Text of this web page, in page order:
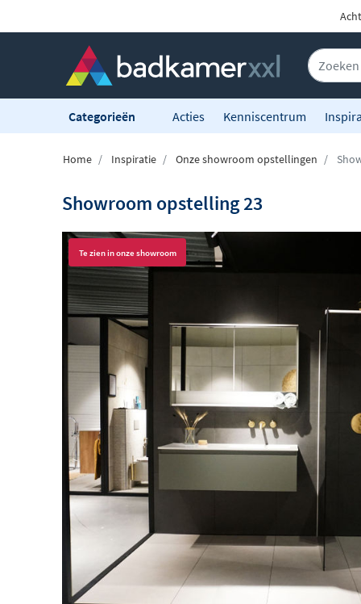
Categorieën Acties Kenniscentrum
Home Inspiratie Onze showroom opstellingen
Showroom opstelling 23
Te zien in onze showroom